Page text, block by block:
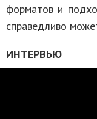
форматов и
справедливо
ИНТЕРВЬЮ